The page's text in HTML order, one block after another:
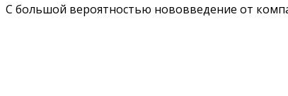
С большой вероятностью нововведение от